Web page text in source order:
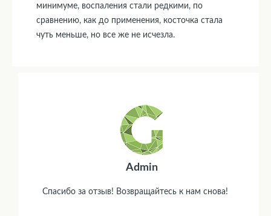
минимуме, воспаления стали редкими, по
сравнению, как до применения, косточка стала
чуть меньше, но все же не исчезла.
Admin
Спасибо за отзыв! Возвращайтесь к нам снова!